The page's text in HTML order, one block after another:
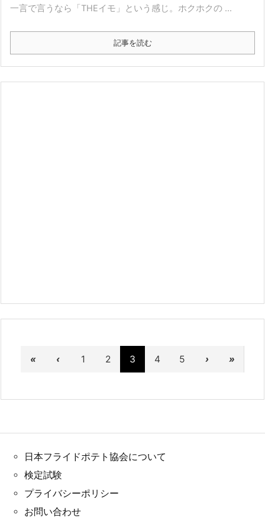
一言で言うなら「THEイモ」という感じ。ホクホクの ...
記事を読む
« ‹ 1 2 3 4 5 › »
日本フライドポテト協会について
検定試験
プライバシーポリシー
お問い合わせ